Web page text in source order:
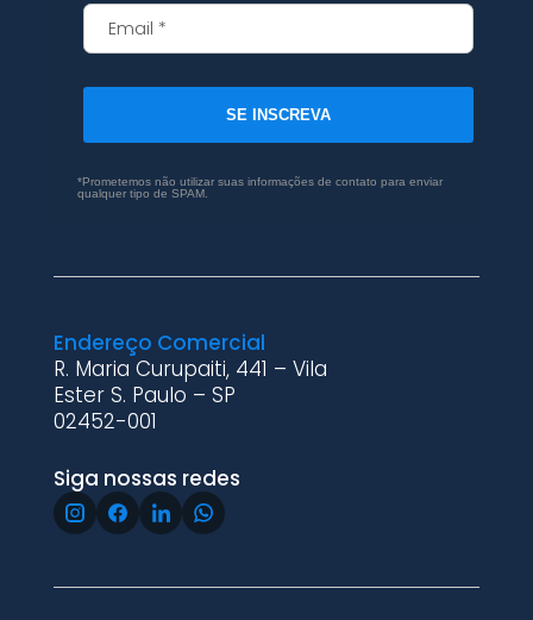
SE INSCREVA
*Prometemos não utilizar suas informações de contato para enviar
qualquer tipo de SPAM.
Endereço Comercial
R. Maria Curupaiti, 441 – Vila
Ester S. Paulo – SP
02452-001
Siga nossas redes